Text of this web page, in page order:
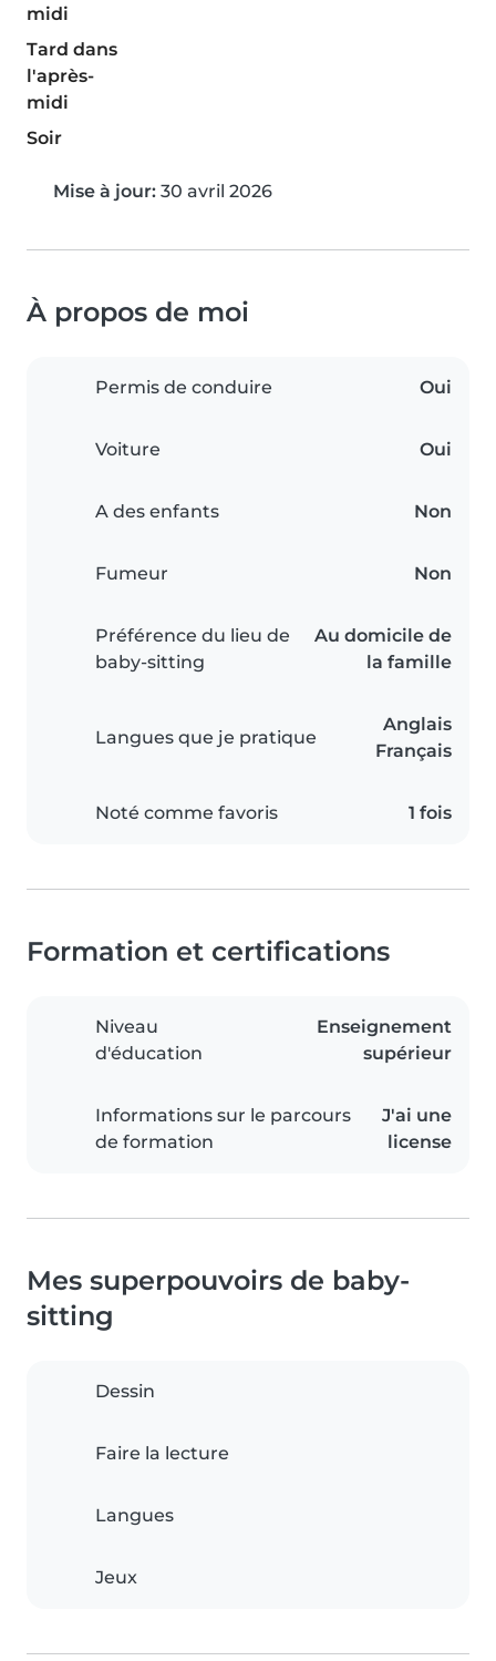
midi
Tard dans
l'après-
midi
Soir
Mise à jour: 30 avril 2026
À propos de moi
Permis de conduire Oui
Voiture Oui
A des enfants Non
Fumeur Non
Préférence du lieu de
baby-sitting
Au domicile de
la famille
Langues que je pratique
Anglais
Français
Noté comme favoris 1 fois
Formation et certifications
Niveau
d'éducation
Enseignement
supérieur
Informations sur le parcours
de formation
J'ai une
license
Mes superpouvoirs de baby-
sitting
Dessin
Faire la lecture
Langues
Jeux